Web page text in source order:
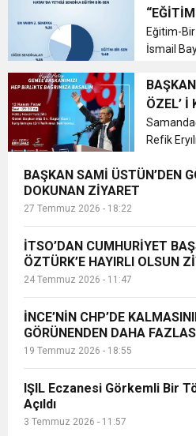
Cumhuriyet, Türk Milletinin
ve Onur Nişanesidir
HBB BAŞKANI ÖNTÜRK’ÜN
CUMHURİYET BAYRAMI
17:36 KURUMLAR VERGİSİ
1:00 İTSO İŞ-KUR SGK TOPLANTI
DUYURUSU
21:40 CEYLANDERE’DE BAŞKAN
KARAÇAY’A SEVGİ SELİ
18:22 BAŞKAN SAMİ ÜSTÜN’DEN
Başkanı
dikkat
yaptı.
Eğitim-
İsmail
sendika
belirten
ÖZEL’ İ
ETTİ
Refik
Özel'i,
BAŞKAN SAMİ ÜSTÜN’DEN
DOKUNAN ZİYARET
27 Temmuz 2026 - 18:22
İTSO’DAN CUMHURİYET
ÖZTÜRK’E HAYIRLI OLSUN
24 Temmuz 2026 - 11:47
İNCE’NİN CHP’DE
GÖRÜNENDEN DAHA
19 Temmuz 2026 - 18:55
IŞIL Eczanesi Görkemli Bir
Açıldı
3 Temmuz 2026 - 11:57